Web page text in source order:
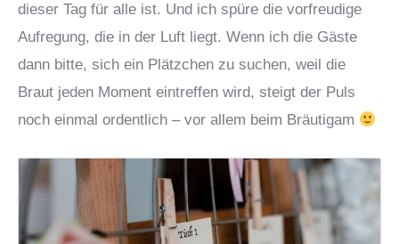
dieser Tag für alle ist. Und ich spüre die vorfreudige
Aufregung, die in der Luft liegt. Wenn ich die Gäste
dann bitte, sich ein Plätzchen zu suchen, weil die
Braut jeden Moment eintreffen wird, steigt der Puls
noch einmal ordentlich – vor allem beim Bräutigam